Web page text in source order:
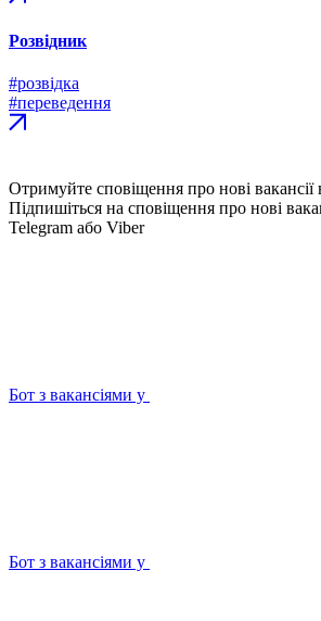
Розвідник
#розвідка
#переведення
Отримуйте сповіщення про нові вакансії
Підпишіться на сповіщення про нові
Telegram або Viber
Бот з вакансіями у
Бот з вакансіями у